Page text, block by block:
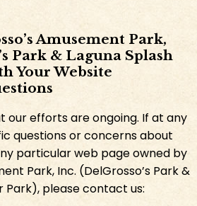
Amusement Park,
Park & Laguna Splash
Your Website
our efforts are ongoing. If at any
questions or concerns about
particular web page owned by
Park, Inc. (DelGrosso’s Park &